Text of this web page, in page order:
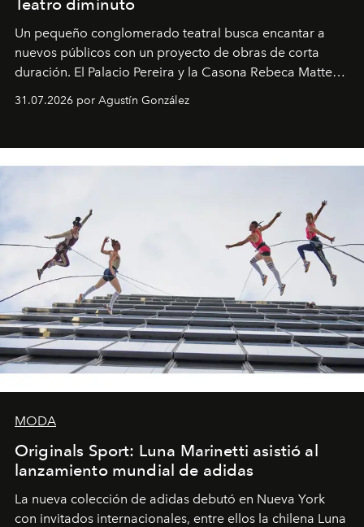
Un pequeño conglomerado teatral busca encantar a
nuevos públicos con un proyecto de obras de corta
duración. El Palacio Pereira y la Casona Rebeca Matte
miniobras. Sus puestas en escena son limpias; ponen el
31.07.2026 por Agustín González
MODA
Originals Sport: Luna Marinetti asistió al
lanzamiento mundial de adidas
La nueva colección de adidas debutó en Nueva York
con invitados internacionales, entre ellos la chilena Luna